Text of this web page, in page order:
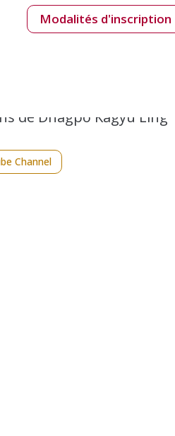
Modalités d'inscription
Channel